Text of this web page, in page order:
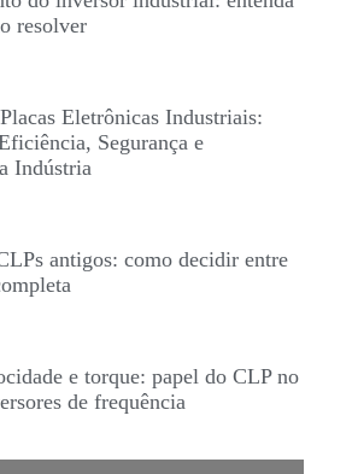
resolver
Eletrônicas Industriais:
Segurança e
Indústria
antigos: como decidir entre
e torque: papel do CLP no
de frequência